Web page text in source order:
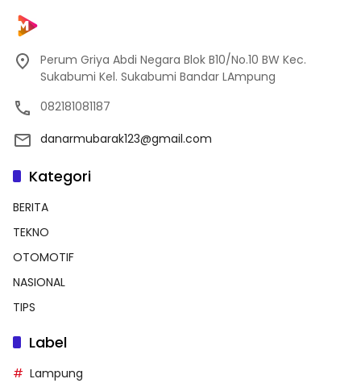
Perum Griya Abdi Negara Blok B10/No.10 BW Kec.
Sukabumi Kel. Sukabumi Bandar LAmpung
082181081187
danarmubarak123@gmail.com
Kategori
BERITA
TEKNO
OTOMOTIF
NASIONAL
TIPS
Label
Lampung